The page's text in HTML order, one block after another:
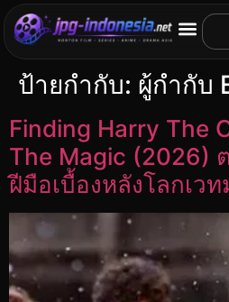
ป้ายกำกับ: ผู้กำกับ
Finding Harry The
The Magic (2026)
ฝีมือเบื้องหลังโลกเว